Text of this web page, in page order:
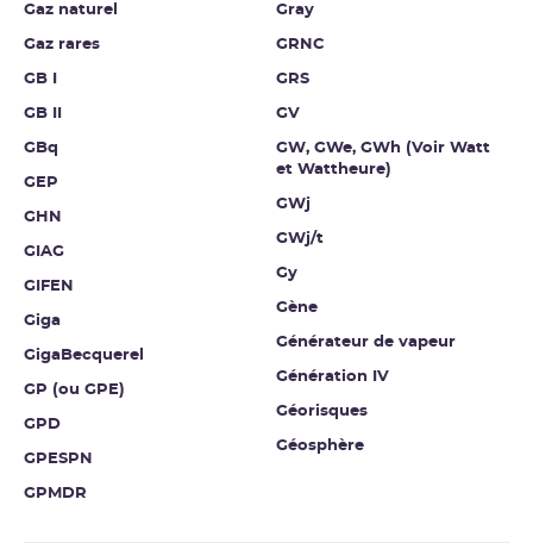
Gaz naturel
Gaz rares
GB I
GB II
GBq
GEP
GHN
GIAG
GIFEN
Giga
GigaBecquerel
GP (ou GPE)
GPD
GPESPN
GPMDR
Gray
GRNC
GRS
GV
GW, GWe, GWh (Voir Watt
et Wattheure)
GWj
GWj/t
Gy
Gène
Générateur de vapeur
Génération IV
Géorisques
Géosphère